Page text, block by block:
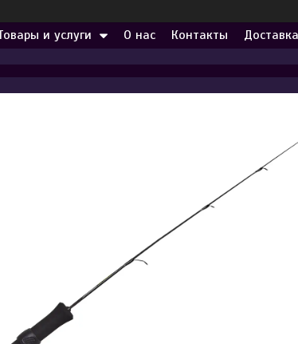
и услуги О нас Контакты